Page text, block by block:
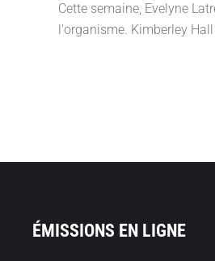
Cette semaine, Evelyne
l'organisme. Kimberley
ÉMISSIONS EN LIGNE